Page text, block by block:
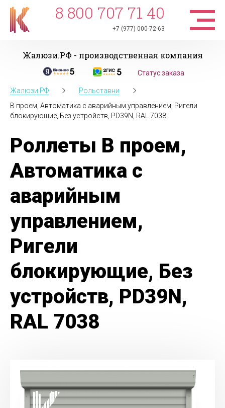
8 800 707 71 40
+7 (977) 000-72-63
Жалюзи.РФ - производственная компания
Статус заказа
Жалюзи.РФ
Рольставни
В проем, Автоматика с аварийным управлением, Ригели
блокирующие, Без устройств, PD39N, RAL 7038
Роллеты В проем,
Автоматика с
аварийным
управлением,
Ригели
блокирующие, Без
устройств, PD39N,
RAL 7038